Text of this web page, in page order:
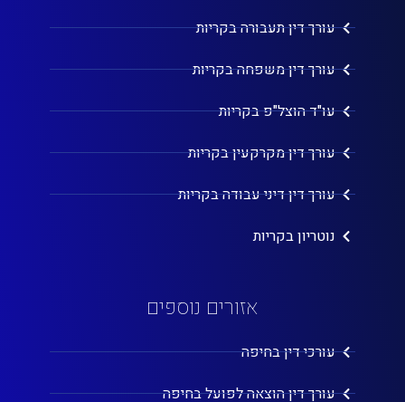
עורך דין תעבורה בקריות
עורך דין משפחה בקריות
עו"ד הוצל"פ בקריות
עורך דין מקרקעין בקריות
עורך דין דיני עבודה בקריות
נוטריון בקריות
אזורים נוספים
עורכי דין בחיפה
עורך דין הוצאה לפועל בחיפה